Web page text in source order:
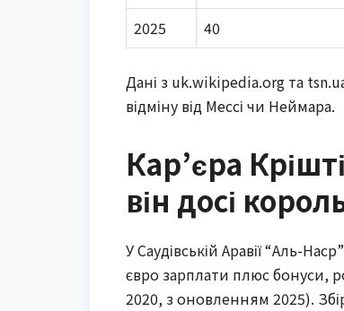
2025
40
Дані з uk.wikipedia.org та
відміну від Мессі чи Неймара.
Кар’єра
він досі
У Саудівській Аравії “Аль-
євро зарплати плюс бонуси,
2020, з оновленням 2025).